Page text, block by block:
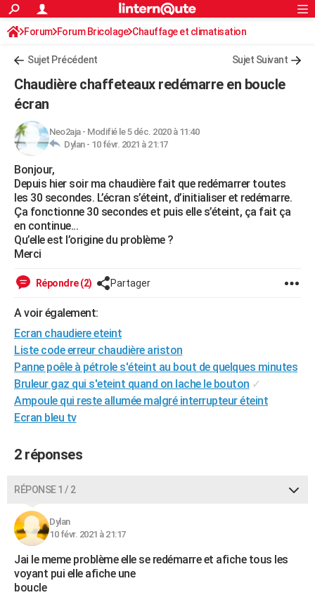
ACTUALITÉS
Politique
Société
Faits Divers
Education
Monde
Villes
+
Programme TV
TNTStreaming
Cinéma
Sorties cinéma
Musique
FINANCE
Retraite
Impôts
Epargne
Immobilier
Risques naturels par ville
Banque
Assurance
Crédit
AUTO
Essais
Réserver un essai
Citadines
Berlines
SUV
Forum auto
HIGH-TECH
Mobiles
Meilleur smartphone
Internet
Ordinateurs
Jeux vidéo
Guide high-tech
BRICOLAGE
Forum
Aménagement intérieur
Extérieur
Cuisine
Salle de bains
Jardinage
Rangement
WEEK-END
Guides de France
Escapades
Patrimoine
Expositions
Musées
Week-end nature
+LIFESTYLE
SANTE
Destinations
City break
Voyage nature
Voyage de noces
Forum
Climat
+PHOTO
GUIDES D'ACHAT
BONS PLANS
CARTE DE VOEUX
S'inscrire
Se connecter
Lycées
Collèges
Primaires
Universités
Entreprises
Service militaire
Avis de recherche
AVIS DE DÉCÈS
FORUM
Bricolage
Lifestyle
Culture
Sport
Auto
Television
Voyage
Cinema
Rechercher
S'inscrire
Connexion
Forum Forum Bricolage Chauffage et climatisation
Sujet Précédent Sujet Suivant
Chaudière chaffeteaux redémarre en boucle
écran
Neo2aja- Modifié le 5 déc. 2020 à 11:40
Dylan - 10 févr. 2021 à 21:17
Bonjour,
Depuis hier soir ma chaudière fait que redémarrer toutes
les 30 secondes. L’écran s’éteint, d’initialiser et redémarre.
Ça fonctionne 30 secondes et puis elle s’éteint, ça fait ça
en continue...
Qu’elle est l’origine du problème ?
Merci
Répondre (2) Partager
A voir également:
Ecran chaudiere eteint
Liste code erreur chaudière ariston
Panne poêle à pétrole s'éteint au bout de quelques minutes
Bruleur gaz qui s'eteint quand on lache le bouton ✓
Ampoule qui reste allumée malgré interrupteur éteint
Ecran bleu tv
2 réponses
RÉPONSE 1 / 2
Dylan
10 févr. 2021 à 21:17
Jai le meme problème elle se redémarre et afiche tous les
voyant pui elle afiche une
boucle